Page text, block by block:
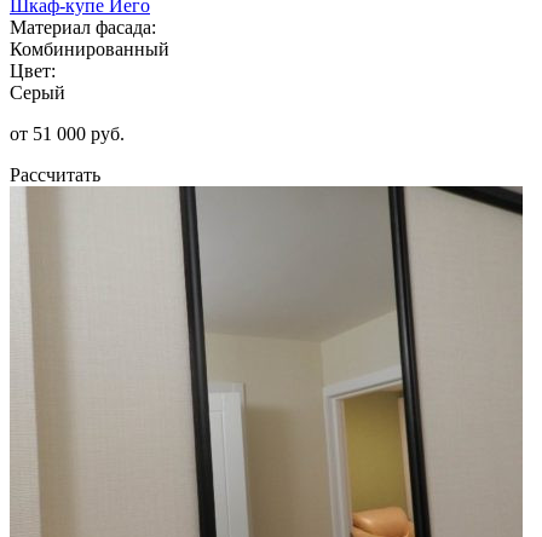
Шкаф-купе Иего
Материал фасада:
Комбинированный
Цвет:
Серый
от 51 000 руб.
Рассчитать